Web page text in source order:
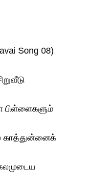
Song 08)
பிள்ளைகளும்
காத்துன்னைக்